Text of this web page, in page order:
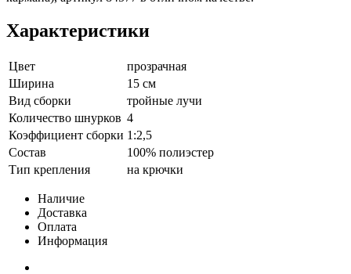
Характеристики
Цвет
прозрачная
Ширина
15 см
Вид сборки
тройные лучи
Количество шнурков 4
Коэффициент сборки 1:2,5
Состав
100% полиэстер
Тип крепления
на крючки
Наличие
Доставка
Оплата
Информация